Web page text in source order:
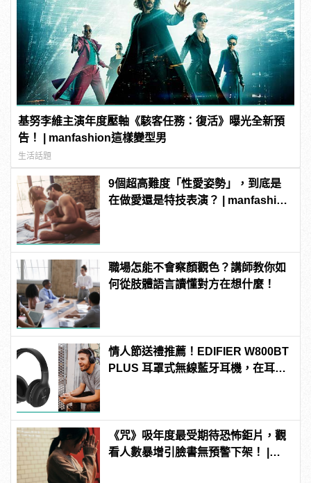
基努李維主演年度壓軸《駭客任務：復活》曝光全新預
告！ | manfashion這樣變型男
生活話題
9個超高難度「性愛姿勢」，到底是
在做愛還是特技表演？ | manfashion
職場怎能不會察顏觀色？講師教你如
何從肢體語言讀懂對方在想什麼！
情人節送禮推薦！EDIFIER W800BT
PLUS 耳罩式無線藍牙耳機，在耳邊
《咒》吸年度最受期待恐怖鉅片，觀
看人數暴增引臉書無預警下架！ |